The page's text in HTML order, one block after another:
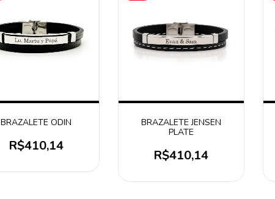
BRAZALETE ODIN
R$410,14
BRAZALETE JENSEN
PLATE
R$410,14